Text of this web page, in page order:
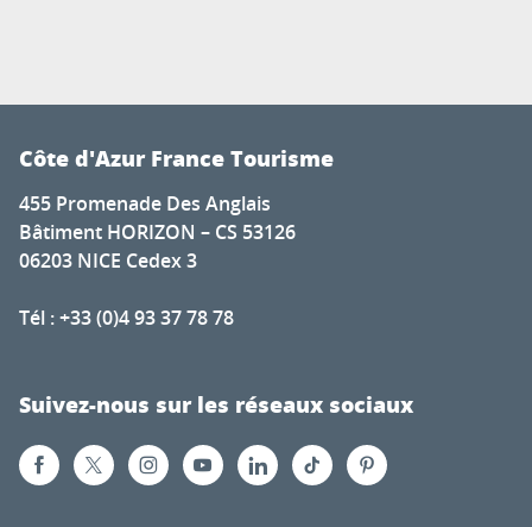
Côte d'Azur France Tourisme
455 Promenade Des Anglais
Bâtiment HORIZON – CS 53126
06203 NICE Cedex 3
Tél : +33 (0)4 93 37 78 78
Suivez-nous sur les réseaux sociaux